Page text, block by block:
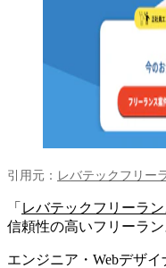
引用元： レバテックフリー
「 レバテックフリーラン
信頼性の高いフリーラ
エンジニア・Webデザ